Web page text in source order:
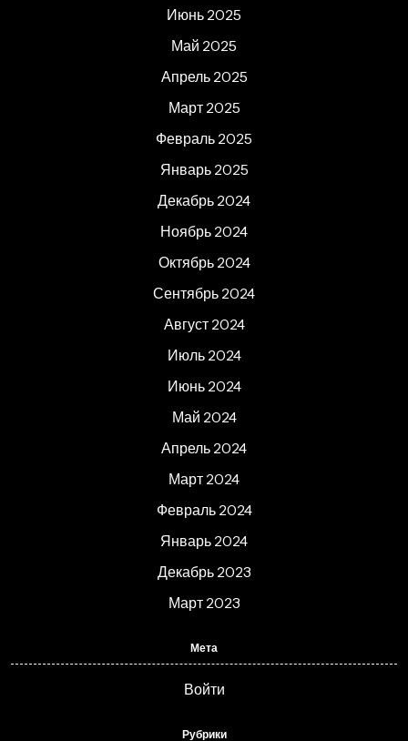
Июнь 2025
Май 2025
Апрель 2025
Март 2025
Февраль 2025
Январь 2025
Декабрь 2024
Ноябрь 2024
Октябрь 2024
Сентябрь 2024
Август 2024
Июль 2024
Июнь 2024
Май 2024
Апрель 2024
Март 2024
Февраль 2024
Январь 2024
Декабрь 2023
Март 2023
Мета
Войти
Рубрики